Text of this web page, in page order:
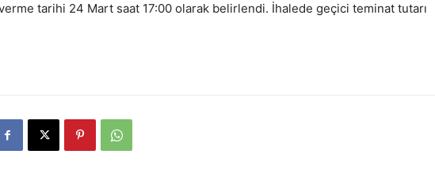
tarihi 24 Mart saat 17:00 olarak belirlendi. İhalede geçici teminat tutarı